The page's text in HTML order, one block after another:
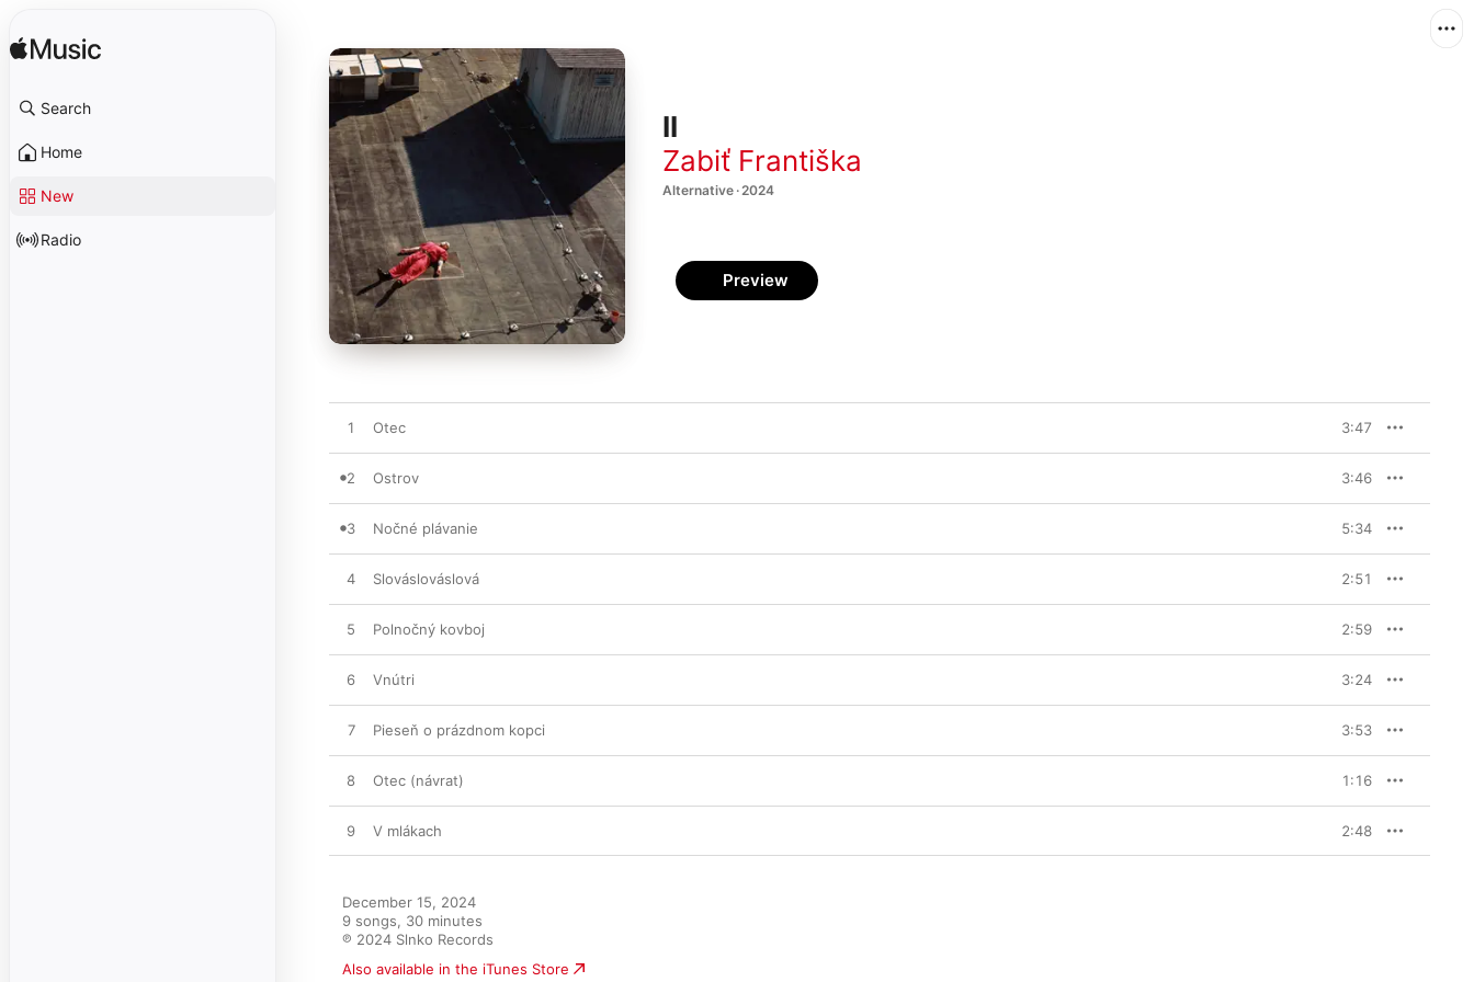
Search
Home
New
Radio
II
Zabiť Františka
Alternative · 2024
Preview
1 Otec 3:47
2 Ostrov 3:46
3 Nočné plávanie 5:34
4 Slováslováslová 2:51
5 Polnočný kovboj 2:59
6 Vnútri 3:24
7 Pieseň o prázdnom kopci 3:53
8 Otec (návrat) 1:16
9 V mlákach 2:48
December 15, 2024
9 songs, 30 minutes
℗ 2024 Slnko Records
Also available in the iTunes Store